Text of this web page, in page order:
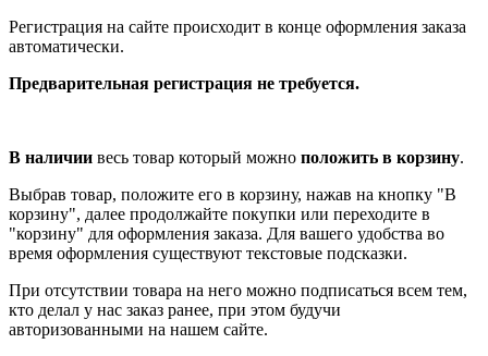
Регистрация на сайте происходит в конце оформления заказа
автоматически.
Предварительная регистрация не требуется.
В наличии весь товар который можно положить в корзину.
Выбрав товар, положите его в корзину, нажав на кнопку "В
корзину", далее продолжайте покупки или переходите в
"корзину" для оформления заказа. Для вашего удобства во
время оформления существуют текстовые подсказки.
При отсутствии товара на него можно подписаться всем тем,
кто делал у нас заказ ранее, при этом будучи
авторизованными на нашем сайте.